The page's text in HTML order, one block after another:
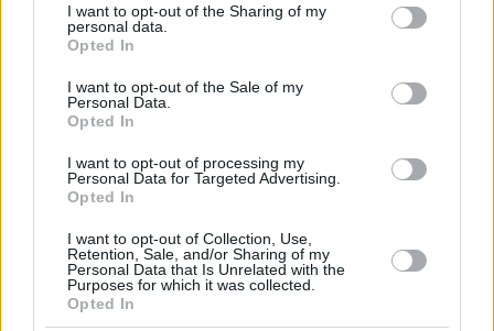
not limited to your visit or usage behaviour. You may click to
grant or deny consent to Google and its third-party tags to
use your data for below specified purposes in below Google
consent section.
I want to opt-out of the Sharing of my
personal data.
Opted In
I want to opt-out of the Sale of my
Personal Data.
Opted In
I want to opt-out of processing my
Personal Data for Targeted Advertising.
Opted In
I want to opt-out of Collection, Use,
Retention, Sale, and/or Sharing of my
Personal Data that Is Unrelated with the
Purposes for which it was collected.
Opted In